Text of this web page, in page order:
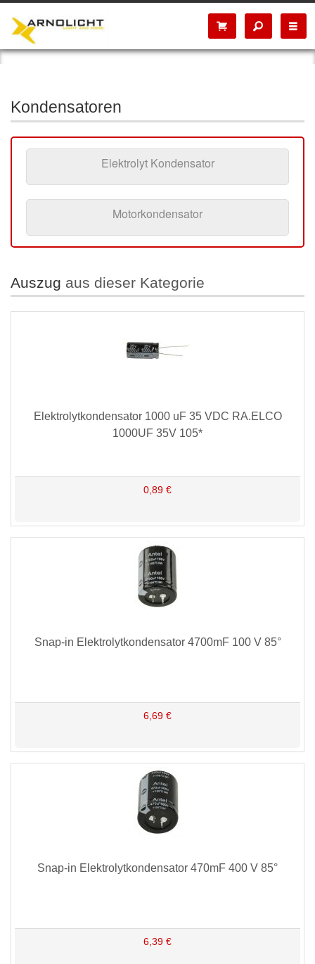
Kondensatoren
Elektrolyt Kondensator
Motorkondensator
Auszug aus dieser Kategorie
Elektrolytkondensator 1000 uF 35 VDC RA.ELCO
1000UF 35V 105*
0,89 €
Snap-in Elektrolytkondensator 4700mF 100 V 85°
6,69 €
Snap-in Elektrolytkondensator 470mF 400 V 85°
6,39 €